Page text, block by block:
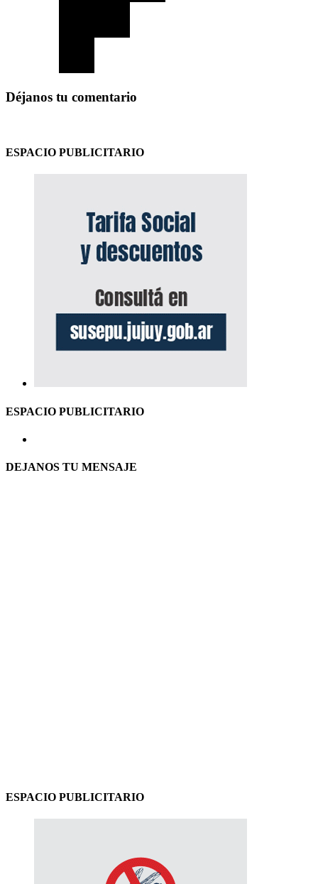
Déjanos tu comentario
ESPACIO PUBLICITARIO
ESPACIO PUBLICITARIO
DEJANOS TU MENSAJE
ESPACIO PUBLICITARIO